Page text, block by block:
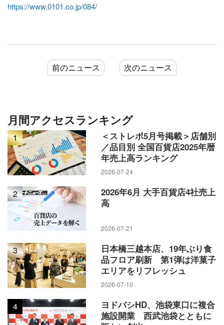
https://www.0101.co.jp/084/
前のニュース 次のニュース
月間アクセスランキング
1
＜ストレポ5月号掲載＞店舗別
／品目別 全国百貨店2025年暦
年売上高ランキング
2026-07-24
2
2026年6月 大手百貨店4社売上
高
2026-07-21
3
日本橋三越本店、19年ぶり食
品フロア刷新 第1弾は洋菓子
エリアをリフレッシュ
2026-07-10
4
ヨドバシHD、池袋東口に複合
施設開業 西武池袋とともに